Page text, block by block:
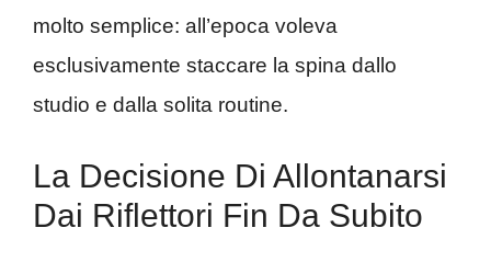
molto semplice: all’epoca voleva
esclusivamente staccare la spina dallo
studio e dalla solita routine.
La Decisione Di Allontanarsi
Dai Riflettori Fin Da Subito